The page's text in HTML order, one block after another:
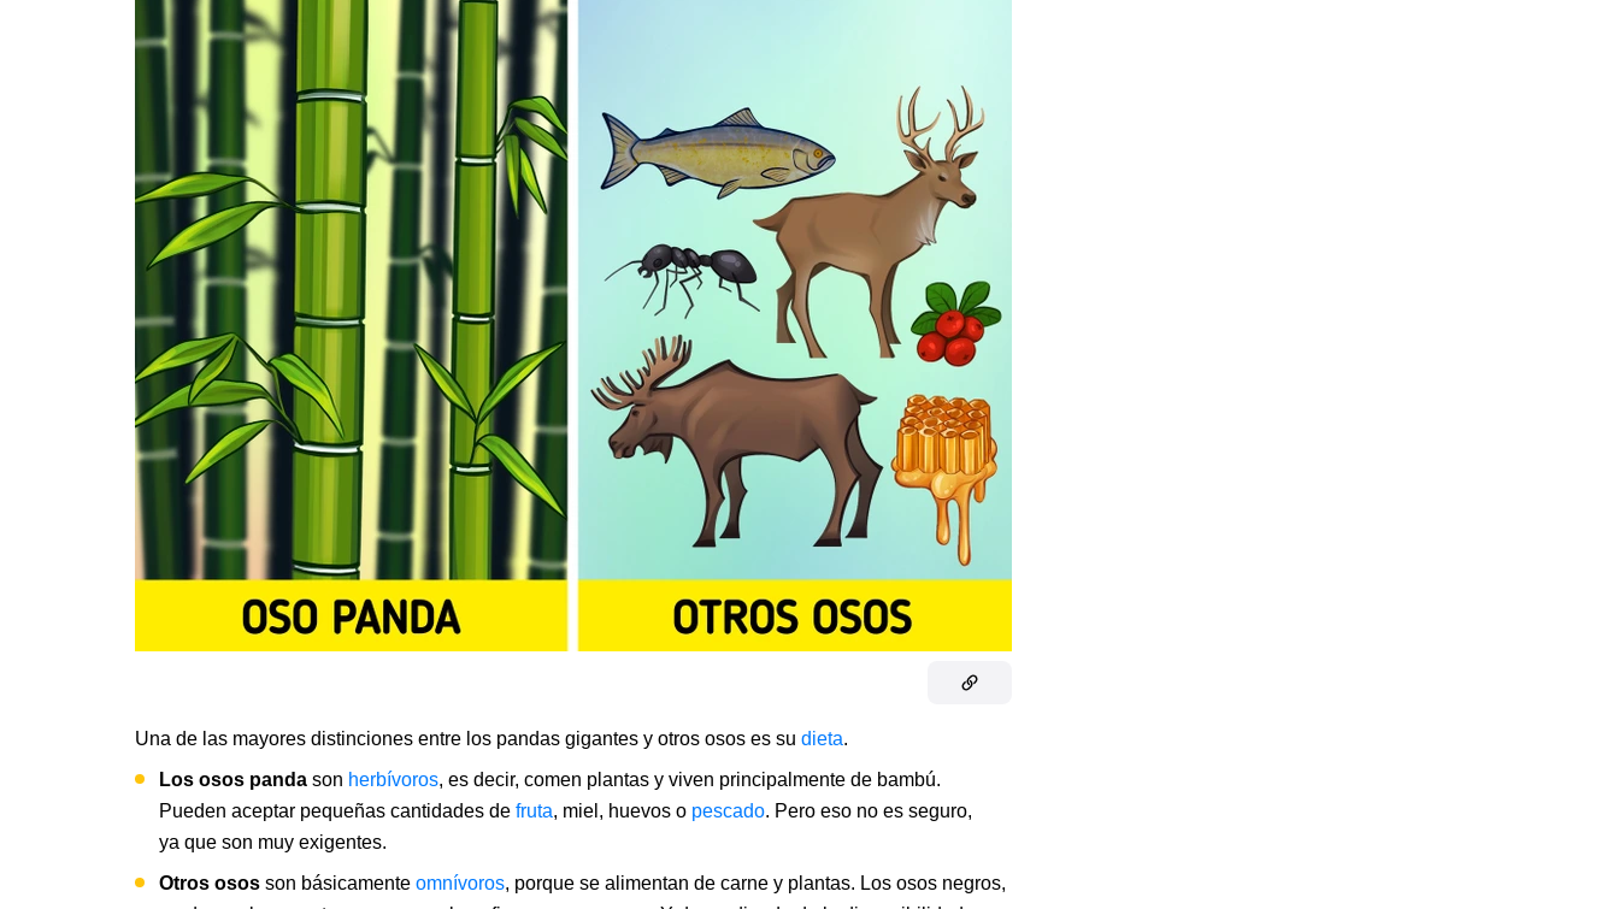
Una de las mayores distinciones entre los pandas gigantes y otros osos es su dieta.
Los osos panda son herbívoros, es decir, comen plantas y viven principalmente de bambú.
Pueden aceptar pequeñas cantidades de fruta, miel, huevos o pescado. Pero eso no es seguro,
ya que son muy exigentes.
Otros osos son básicamente omnívoros, porque se alimentan de carne y plantas. Los osos negros,